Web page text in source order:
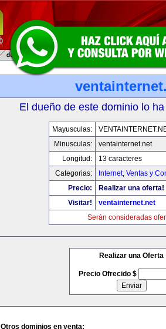
El dueño de este dominio lo
Mayusculas:
Minusculas:
ventainternet.net
Longitud:
13 caracteres
Categorias:
Internet, Ventas y
Precio:
Realizar una oferta!
Visitar!
ventainternet.net
Serán consideradas
Realizar una Oferta
Precio Ofrecido $
Otros dominios en venta: